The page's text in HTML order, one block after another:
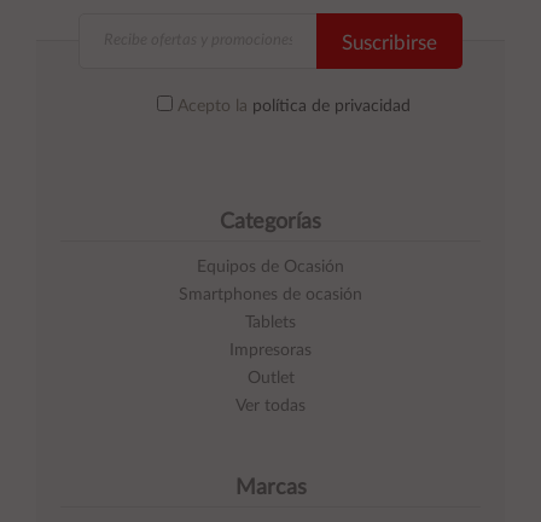
Suscribirse
Acepto la política de privacidad
Categorías
Equipos de Ocasión
Smartphones de ocasión
Tablets
Impresoras
Outlet
Ver todas
Marcas